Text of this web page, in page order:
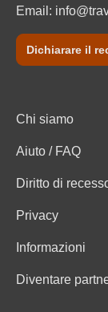
Email:
Dichiarare il
Chi siamo
Aiuto / FAQ
Diritto di
Privacy
Informazioni
Diventare